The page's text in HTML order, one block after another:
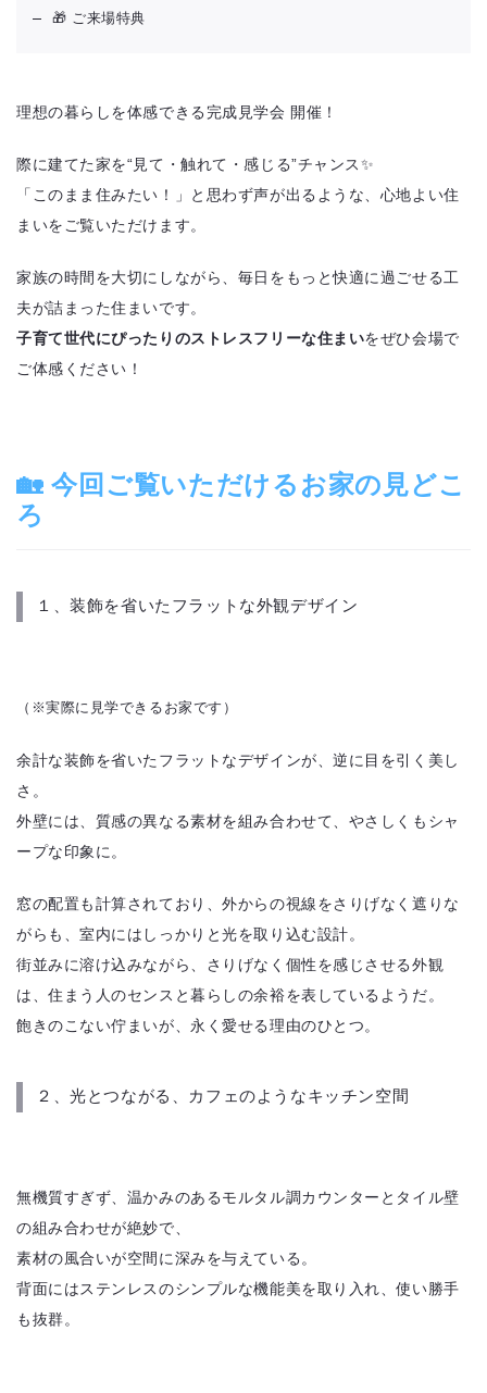
🎁 ご来場特典
理想の暮らしを体感できる完成見学会 開催！
際に建てた家を“見て・触れて・感じる”チャンス✨
「このまま住みたい！」と思わず声が出るような、心地よい住
まいをご覧いただけます。
家族の時間を大切にしながら、毎日をもっと快適に過ごせる工
夫が詰まった住まいです。
子育て世代にぴったりのストレスフリーな住まいをぜひ会場で
ご体感ください！
🏡 今回ご覧いただけるお家の見どこ
ろ
１、装飾を省いたフラットな外観デザイン
（※実際に見学できるお家です）
余計な装飾を省いたフラットなデザインが、逆に目を引く美し
さ。
外壁には、質感の異なる素材を組み合わせて、やさしくもシャ
ープな印象に。
窓の配置も計算されており、外からの視線をさりげなく遮りな
がらも、室内にはしっかりと光を取り込む設計。
街並みに溶け込みながら、さりげなく個性を感じさせる外観
は、住まう人のセンスと暮らしの余裕を表しているようだ。
飽きのこない佇まいが、永く愛せる理由のひとつ。
２、光とつながる、カフェのようなキッチン空間
無機質すぎず、温かみのあるモルタル調カウンターとタイル壁
の組み合わせが絶妙で、
素材の風合いが空間に深みを与えている。
背面にはステンレスのシンプルな機能美を取り入れ、使い勝手
も抜群。